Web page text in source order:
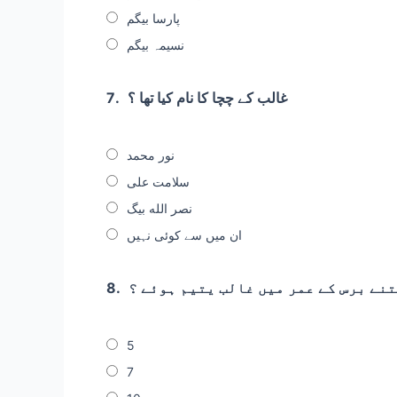
پارسا بیگم
نسیمہ بیگم
7. غالب کے چچا کا نام کیا تھا ؟
نور محمد
سلامت علی
نصر الله بیگ
ان میں سے کوئی نہیں
8. برس کے عمر میں غالب یتیم ہوئے ؟
5
7